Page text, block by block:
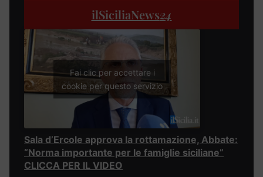
ilSiciliaNews24
Fai clic per accettare i
cookie per questo servizio
Sala d’Ercole approva la rottamazione, Abbate:
“Norma importante per le famiglie siciliane”
CLICCA PER IL VIDEO